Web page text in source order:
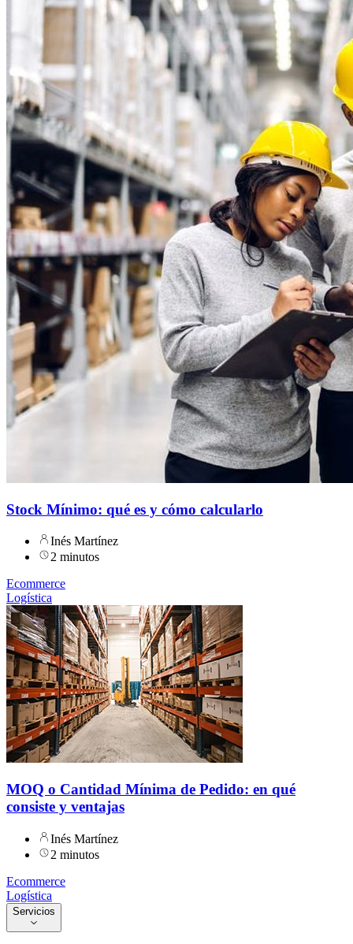
Stock Mínimo: qué es y cómo calcularlo
Inés Martínez
2 minutos
Ecommerce
Logística
MOQ o Cantidad Mínima de Pedido: en qué
consiste y ventajas
Inés Martínez
2 minutos
Ecommerce
Logística
Servicios